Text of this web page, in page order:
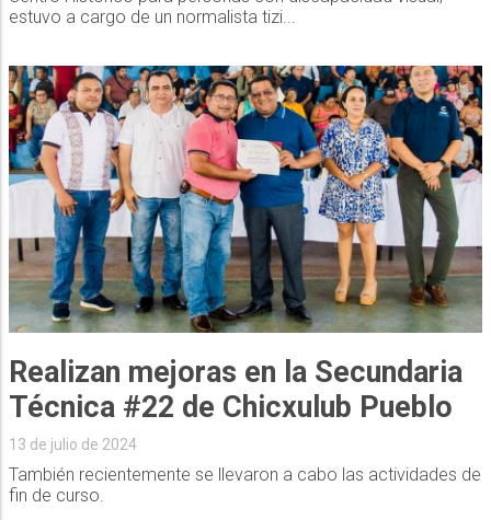
estuvo a cargo de un normalista tizi...
Realizan mejoras en la Secundaria
Técnica #22 de Chicxulub Pueblo
13 de julio de 2024
También recientemente se llevaron a cabo las actividades de
fin de curso.